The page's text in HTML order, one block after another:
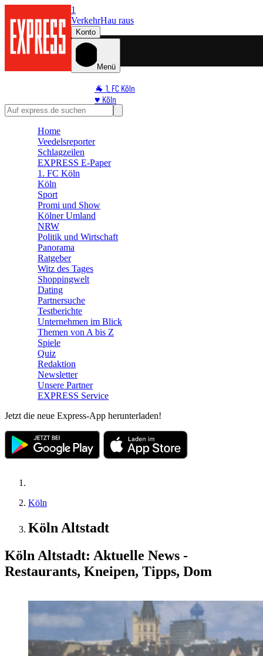
1
VerkehrHau raus
Konto
Menü
🐐 1. FC Köln
♥️ Köln
🛒 Shoppingwelt
Home
Veedelsreporter
Schlagzeilen
EXPRESS E-Paper
1. FC Köln
Köln
Sport
Promi und Show
Kölner Umland
NRW
Politik und Wirtschaft
Panorama
Ratgeber
Witz des Tages
Shoppingwelt
Dating
Partnersuche
Testberichte
Unternehmen im Blick
Themen von A bis Z
Spiele
Quiz
Redaktion
Newsletter
Unsere Partner
EXPRESS Service
Jetzt die neue Express-App herunterladen!
Köln
Köln Altstadt
Köln Altstadt: Aktuelle News -
Restaurants, Kneipen, Tipps, Dom